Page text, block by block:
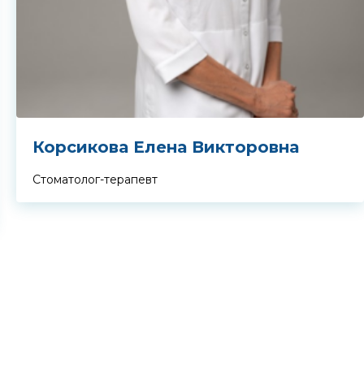
Корсикова Елена Викторовна
Стоматолог-терапевт